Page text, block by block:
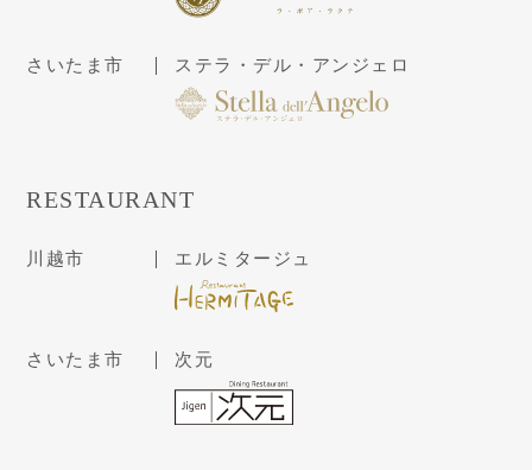
さいたま市 ステラ・デル・アンジェロ
RESTAURANT
川越市 エルミタージュ
さいたま市 次元